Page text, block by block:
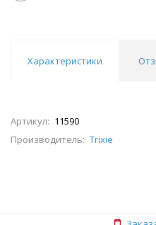
Характеристики
Артикул: 11590
Производитель: Trixie